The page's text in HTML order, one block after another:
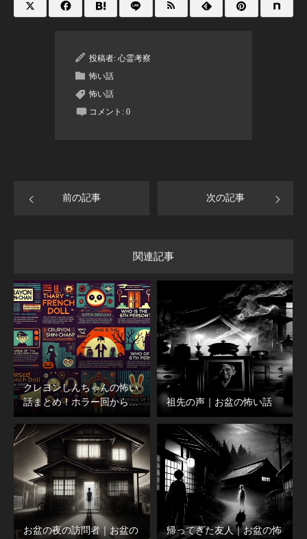
投稿者: 心霊考察
怖い話
怖い話
コメント: 0
前の記事 次の記事
関連記事
クレヨンしんちゃんの怖い
話まとめ！ホラー回から…
祖先の声｜お盆の怖い話
お盆の夜の訪問者｜お盆の
帰ってきた友人｜お盆の怖